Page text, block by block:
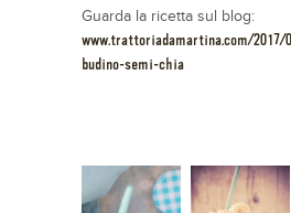
Guarda la ricetta sul blog:
www.trattoriadamartina.com/2017/
budino-semi-chia